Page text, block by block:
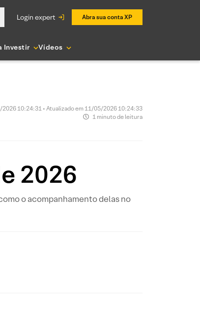
login expert Abra sua conta XP
Investir Vídeos
10:24:31 • Atualizado em 11/05/2026 10:24:33
1 minuto de leitura
2026
o acompanhamento delas no